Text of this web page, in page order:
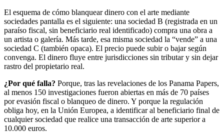
El esquema de cómo blanquear dinero con el arte mediante
sociedades pantalla es el siguiente: una sociedad B (registrada en un
paraíso fiscal, sin beneficiario real identificado) compra una obra a
un artista o galería. Más tarde, esa misma sociedad la “vende” a una
sociedad C (también opaca). El precio puede subir o bajar según
convenga. El dinero fluye entre jurisdicciones sin tributar y sin dejar
rastro del propietario real.
¿Por qué falla? Porque, tras las revelaciones de los Panama Papers,
al menos 150 investigaciones fueron abiertas en más de 70 países
por evasión fiscal o blanqueo de dinero. Y porque la regulación
obliga hoy, en la Unión Europea, a identificar al beneficiario final de
cualquier sociedad que realice una transacción de arte superior a
10.000 euros.